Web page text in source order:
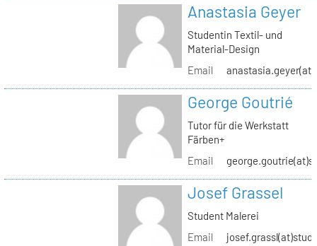
Anastasia Geyer
Studentin Textil- und
Material-Design
Email
George Goutrié
Tutor für die Werkstatt
Färben+
Email
Josef Grassel
Student Malerei
Email